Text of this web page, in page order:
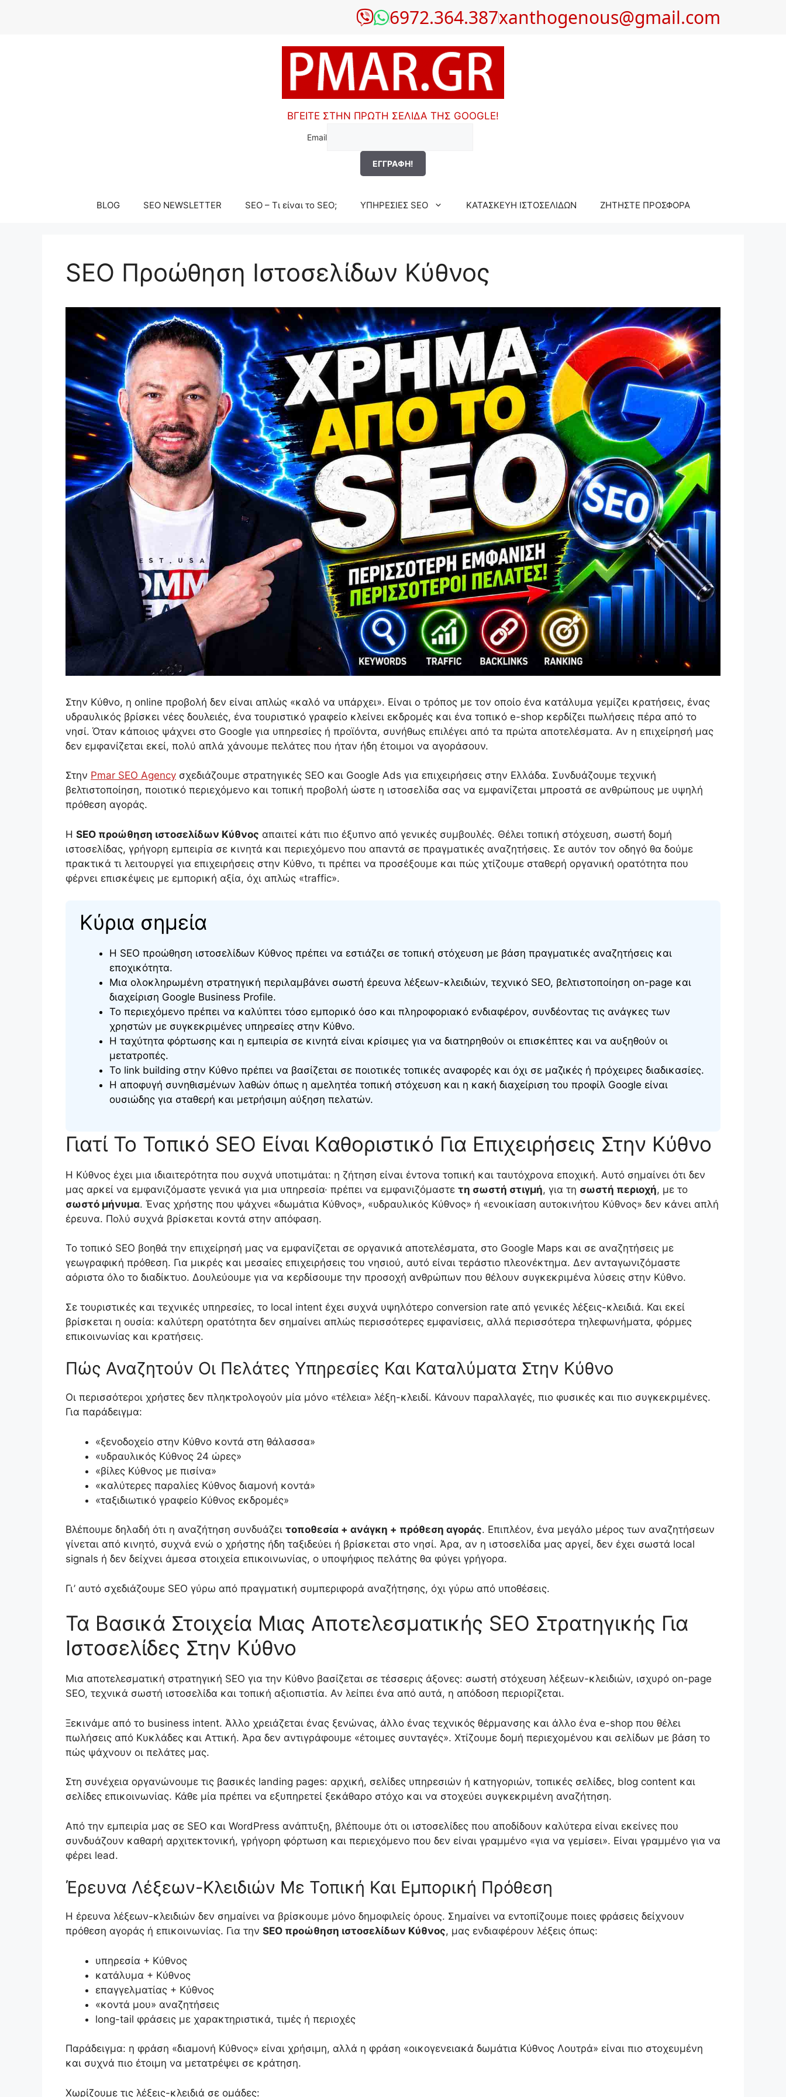
6972.364.387xanthogenous@gmail.com
ΒΓΕΙΤΕ ΣΤΗΝ ΠΡΩΤΗ ΣΕΛΙΔΑ ΤΗΣ GOOGLE!
Email
BLOG SEO NEWSLETTER SEO – Τι είναι το SEO; ΥΠΗΡΕΣΙΕΣ SEO ΚΑΤΑΣΚΕΥΗ ΙΣΤΟΣΕΛΙΔΩΝ ΖΗΤΗΣΤΕ ΠΡΟΣΦΟΡΑ
SEO Προώθηση Ιστοσελίδων Κύθνος
Στην Κύθνο, η online προβολή δεν είναι απλώς «καλό να υπάρχει». Είναι ο τρόπος με τον οποίο ένα κατάλυμα γεμίζει κρατήσεις, ένας
υδραυλικός βρίσκει νέες δουλειές, ένα τουριστικό γραφείο κλείνει εκδρομές και ένα τοπικό e-shop κερδίζει πωλήσεις πέρα από το
νησί. Όταν κάποιος ψάχνει στο Google για υπηρεσίες ή προϊόντα, συνήθως επιλέγει από τα πρώτα αποτελέσματα. Αν η επιχείρησή μας
δεν εμφανίζεται εκεί, πολύ απλά χάνουμε πελάτες που ήταν ήδη έτοιμοι να αγοράσουν.
Στην Pmar SEO Agency σχεδιάζουμε στρατηγικές SEO και Google Ads για επιχειρήσεις στην Ελλάδα. Συνδυάζουμε τεχνική
βελτιστοποίηση, ποιοτικό περιεχόμενο και τοπική προβολή ώστε η ιστοσελίδα σας να εμφανίζεται μπροστά σε ανθρώπους με υψηλή
πρόθεση αγοράς.
Η SEO προώθηση ιστοσελίδων Κύθνος απαιτεί κάτι πιο έξυπνο από γενικές συμβουλές. Θέλει τοπική στόχευση, σωστή δομή
ιστοσελίδας, γρήγορη εμπειρία σε κινητά και περιεχόμενο που απαντά σε πραγματικές αναζητήσεις. Σε αυτόν τον οδηγό θα δούμε
πρακτικά τι λειτουργεί για επιχειρήσεις στην Κύθνο, τι πρέπει να προσέξουμε και πώς χτίζουμε σταθερή οργανική ορατότητα που
φέρνει επισκέψεις με εμπορική αξία, όχι απλώς «traffic».
Κύρια σημεία
Η SEO προώθηση ιστοσελίδων Κύθνος πρέπει να εστιάζει σε τοπική στόχευση με βάση πραγματικές αναζητήσεις και
εποχικότητα.
Μια ολοκληρωμένη στρατηγική περιλαμβάνει σωστή έρευνα λέξεων-κλειδιών, τεχνικό SEO, βελτιστοποίηση on-page και
διαχείριση Google Business Profile.
Το περιεχόμενο πρέπει να καλύπτει τόσο εμπορικό όσο και πληροφοριακό ενδιαφέρον, συνδέοντας τις ανάγκες των
χρηστών με συγκεκριμένες υπηρεσίες στην Κύθνο.
Η ταχύτητα φόρτωσης και η εμπειρία σε κινητά είναι κρίσιμες για να διατηρηθούν οι επισκέπτες και να αυξηθούν οι
μετατροπές.
Το link building στην Κύθνο πρέπει να βασίζεται σε ποιοτικές τοπικές αναφορές και όχι σε μαζικές ή πρόχειρες διαδικασίες.
Η αποφυγή συνηθισμένων λαθών όπως η αμελητέα τοπική στόχευση και η κακή διαχείριση του προφίλ Google είναι
ουσιώδης για σταθερή και μετρήσιμη αύξηση πελατών.
Γιατί Το Τοπικό SEO Είναι Καθοριστικό Για Επιχειρήσεις Στην Κύθνο
Η Κύθνος έχει μια ιδιαιτερότητα που συχνά υποτιμάται: η ζήτηση είναι έντονα τοπική και ταυτόχρονα εποχική. Αυτό σημαίνει ότι δεν
μας αρκεί να εμφανιζόμαστε γενικά για μια υπηρεσία· πρέπει να εμφανιζόμαστε τη σωστή στιγμή, για τη σωστή περιοχή, με το
σωστό μήνυμα. Ένας χρήστης που ψάχνει «δωμάτια Κύθνος», «υδραυλικός Κύθνος» ή «ενοικίαση αυτοκινήτου Κύθνος» δεν κάνει απλή
έρευνα. Πολύ συχνά βρίσκεται κοντά στην απόφαση.
Το τοπικό SEO βοηθά την επιχείρησή μας να εμφανίζεται σε οργανικά αποτελέσματα, στο Google Maps και σε αναζητήσεις με
γεωγραφική πρόθεση. Για μικρές και μεσαίες επιχειρήσεις του νησιού, αυτό είναι τεράστιο πλεονέκτημα. Δεν ανταγωνιζόμαστε
αόριστα όλο το διαδίκτυο. Δουλεύουμε για να κερδίσουμε την προσοχή ανθρώπων που θέλουν συγκεκριμένα λύσεις στην Κύθνο.
Σε τουριστικές και τεχνικές υπηρεσίες, το local intent έχει συχνά υψηλότερο conversion rate από γενικές λέξεις-κλειδιά. Και εκεί
βρίσκεται η ουσία: καλύτερη ορατότητα δεν σημαίνει απλώς περισσότερες εμφανίσεις, αλλά περισσότερα τηλεφωνήματα, φόρμες
επικοινωνίας και κρατήσεις.
Πώς Αναζητούν Οι Πελάτες Υπηρεσίες Και Καταλύματα Στην Κύθνο
Οι περισσότεροι χρήστες δεν πληκτρολογούν μία μόνο «τέλεια» λέξη-κλειδί. Κάνουν παραλλαγές, πιο φυσικές και πιο συγκεκριμένες.
Για παράδειγμα:
«ξενοδοχείο στην Κύθνο κοντά στη θάλασσα»
«υδραυλικός Κύθνος 24 ώρες»
«βίλες Κύθνος με πισίνα»
«καλύτερες παραλίες Κύθνος διαμονή κοντά»
«ταξιδιωτικό γραφείο Κύθνος εκδρομές»
Βλέπουμε δηλαδή ότι η αναζήτηση συνδυάζει τοποθεσία + ανάγκη + πρόθεση αγοράς. Επιπλέον, ένα μεγάλο μέρος των αναζητήσεων
γίνεται από κινητό, συχνά ενώ ο χρήστης ήδη ταξιδεύει ή βρίσκεται στο νησί. Άρα, αν η ιστοσελίδα μας αργεί, δεν έχει σωστά local
signals ή δεν δείχνει άμεσα στοιχεία επικοινωνίας, ο υποψήφιος πελάτης θα φύγει γρήγορα.
Γι’ αυτό σχεδιάζουμε SEO γύρω από πραγματική συμπεριφορά αναζήτησης, όχι γύρω από υποθέσεις.
Τα Βασικά Στοιχεία Μιας Αποτελεσματικής SEO Στρατηγικής Για
Ιστοσελίδες Στην Κύθνο
Μια αποτελεσματική στρατηγική SEO για την Κύθνο βασίζεται σε τέσσερις άξονες: σωστή στόχευση λέξεων-κλειδιών, ισχυρό on-page
SEO, τεχνικά σωστή ιστοσελίδα και τοπική αξιοπιστία. Αν λείπει ένα από αυτά, η απόδοση περιορίζεται.
Ξεκινάμε από το business intent. Άλλο χρειάζεται ένας ξενώνας, άλλο ένας τεχνικός θέρμανσης και άλλο ένα e-shop που θέλει
πωλήσεις από Κυκλάδες και Αττική. Άρα δεν αντιγράφουμε «έτοιμες συνταγές». Χτίζουμε δομή περιεχομένου και σελίδων με βάση το
πώς ψάχνουν οι πελάτες μας.
Στη συνέχεια οργανώνουμε τις βασικές landing pages: αρχική, σελίδες υπηρεσιών ή κατηγοριών, τοπικές σελίδες, blog content και
σελίδες επικοινωνίας. Κάθε μία πρέπει να εξυπηρετεί ξεκάθαρο στόχο και να στοχεύει συγκεκριμένη αναζήτηση.
Από την εμπειρία μας σε SEO και WordPress ανάπτυξη, βλέπουμε ότι οι ιστοσελίδες που αποδίδουν καλύτερα είναι εκείνες που
συνδυάζουν καθαρή αρχιτεκτονική, γρήγορη φόρτωση και περιεχόμενο που δεν είναι γραμμένο «για να γεμίσει». Είναι γραμμένο για να
φέρει lead.
Έρευνα Λέξεων-Κλειδιών Με Τοπική Και Εμπορική Πρόθεση
Η έρευνα λέξεων-κλειδιών δεν σημαίνει να βρίσκουμε μόνο δημοφιλείς όρους. Σημαίνει να εντοπίζουμε ποιες φράσεις δείχνουν
πρόθεση αγοράς ή επικοινωνίας. Για την SEO προώθηση ιστοσελίδων Κύθνος, μας ενδιαφέρουν λέξεις όπως:
υπηρεσία + Κύθνος
κατάλυμα + Κύθνος
επαγγελματίας + Κύθνος
«κοντά μου» αναζητήσεις
long-tail φράσεις με χαρακτηριστικά, τιμές ή περιοχές
Παράδειγμα: η φράση «διαμονή Κύθνος» είναι χρήσιμη, αλλά η φράση «οικογενειακά δωμάτια Κύθνος Λουτρά» είναι πιο στοχευμένη
και συχνά πιο έτοιμη να μετατρέψει σε κράτηση.
Χωρίζουμε τις λέξεις-κλειδιά σε ομάδες: